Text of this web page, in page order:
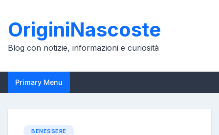
content
OriginiNascoste
Blog con notizie, informazioni e curiosità
Primary Menu
BENESSERE